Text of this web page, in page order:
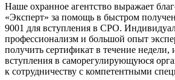
Наше охранное агентство выражает
«Эксперт» за помощь в быстром
9001 для вступления в СРО.
профессионализм и большой опыт
получить сертификат в течение
вступления в саморегулирующуюся
к сотрудничеству с компетентными